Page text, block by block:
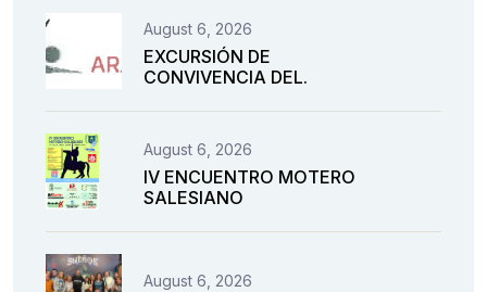
August 6, 2026
EXCURSIÓN DE
CONVIVENCIA DEL.
August 6, 2026
IV ENCUENTRO MOTERO
SALESIANO
August 6, 2026